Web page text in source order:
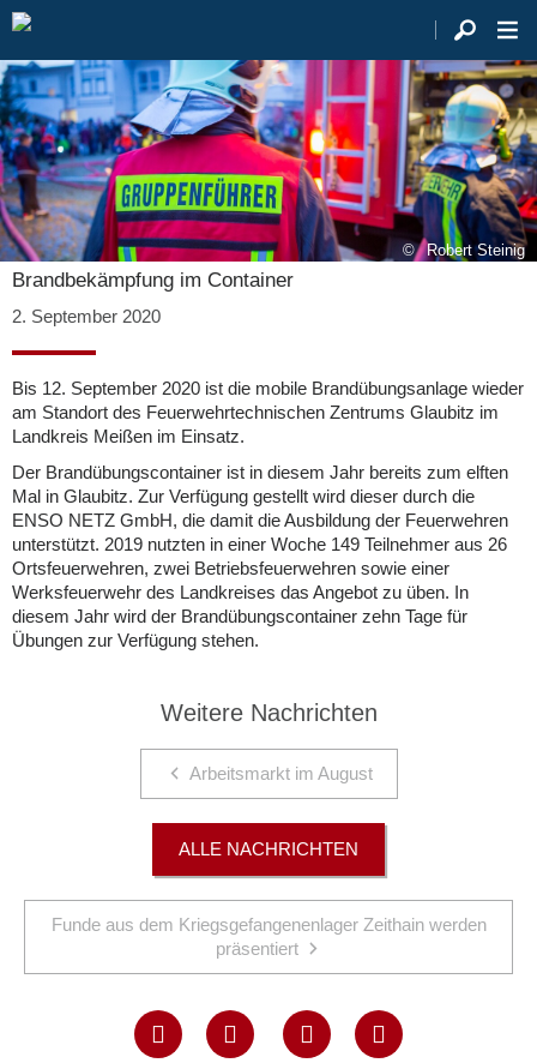
Robert Steinig
Brandbekämpfung im Container
2. September 2020
Bis 12. September 2020 ist die mobile Brandübungsanlage wieder
am Standort des Feuerwehrtechnischen Zentrums Glaubitz im
Landkreis Meißen im Einsatz.
Der Brandübungscontainer ist in diesem Jahr bereits zum elften
Mal in Glaubitz. Zur Verfügung gestellt wird dieser durch die
ENSO NETZ GmbH, die damit die Ausbildung der Feuerwehren
unterstützt. 2019 nutzten in einer Woche 149 Teilnehmer aus 26
Ortsfeuerwehren, zwei Betriebsfeuerwehren sowie einer
Werksfeuerwehr des Landkreises das Angebot zu üben. In
diesem Jahr wird der Brandübungscontainer zehn Tage für
Übungen zur Verfügung stehen.
Weitere Nachrichten
Arbeitsmarkt im August
ALLE NACHRICHTEN
Funde aus dem Kriegsgefangenenlager Zeithain werden
präsentiert